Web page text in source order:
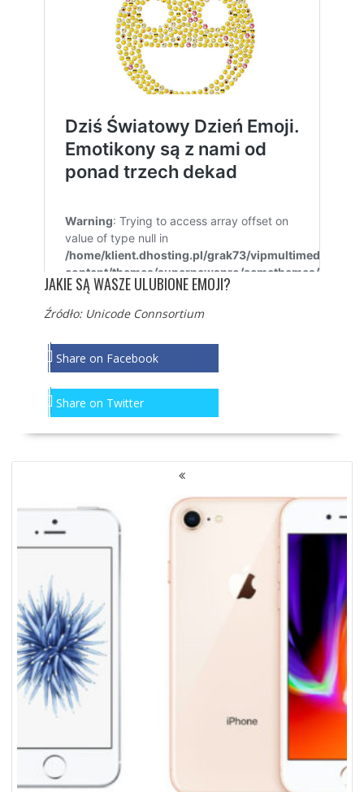
JAKIE SĄ WASZE ULUBIONE EMOJI?
Źródło: Unicode Connsortium
Share on Facebook
Share on Twitter
NAWIGACJA
WPISACH